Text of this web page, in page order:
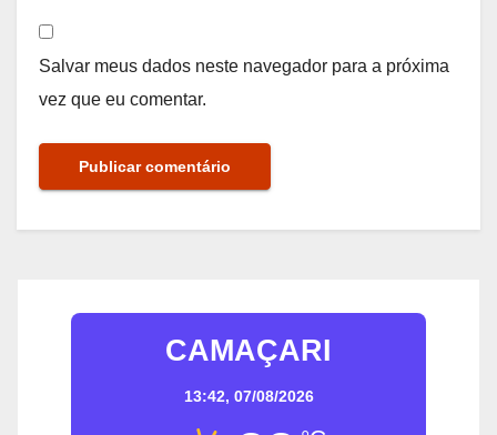
Salvar meus dados neste navegador para a próxima
vez que eu comentar.
CAMAÇARI
13:42, 07/08/2026